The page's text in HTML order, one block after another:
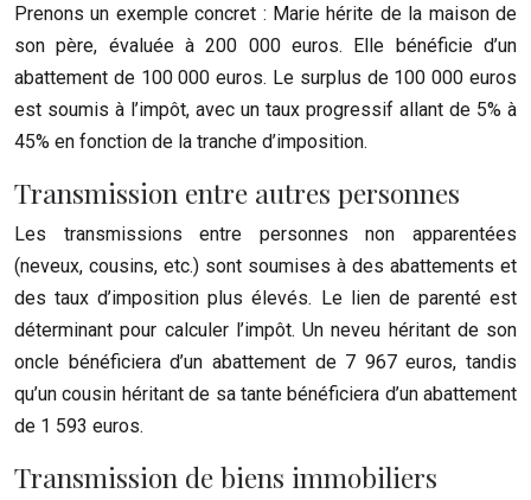
Prenons un exemple concret : Marie hérite de la maison de
son père, évaluée à 200 000 euros. Elle bénéficie d’un
abattement de 100 000 euros. Le surplus de 100 000 euros
est soumis à l’impôt, avec un taux progressif allant de 5% à
45% en fonction de la tranche d’imposition.
Transmission entre autres personnes
Les transmissions entre personnes non apparentées
(neveux, cousins, etc.) sont soumises à des abattements et
des taux d’imposition plus élevés. Le lien de parenté est
déterminant pour calculer l’impôt. Un neveu héritant de son
oncle bénéficiera d’un abattement de 7 967 euros, tandis
qu’un cousin héritant de sa tante bénéficiera d’un abattement
de 1 593 euros.
Transmission de biens immobiliers